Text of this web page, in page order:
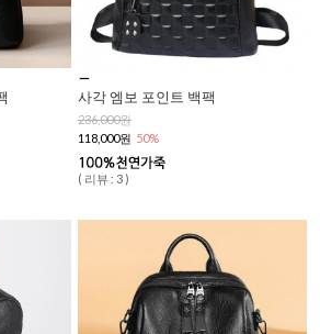
사각 엠보 포인트 백팩
236,000원
118,000원 50%
( 리뷰 : 3 )